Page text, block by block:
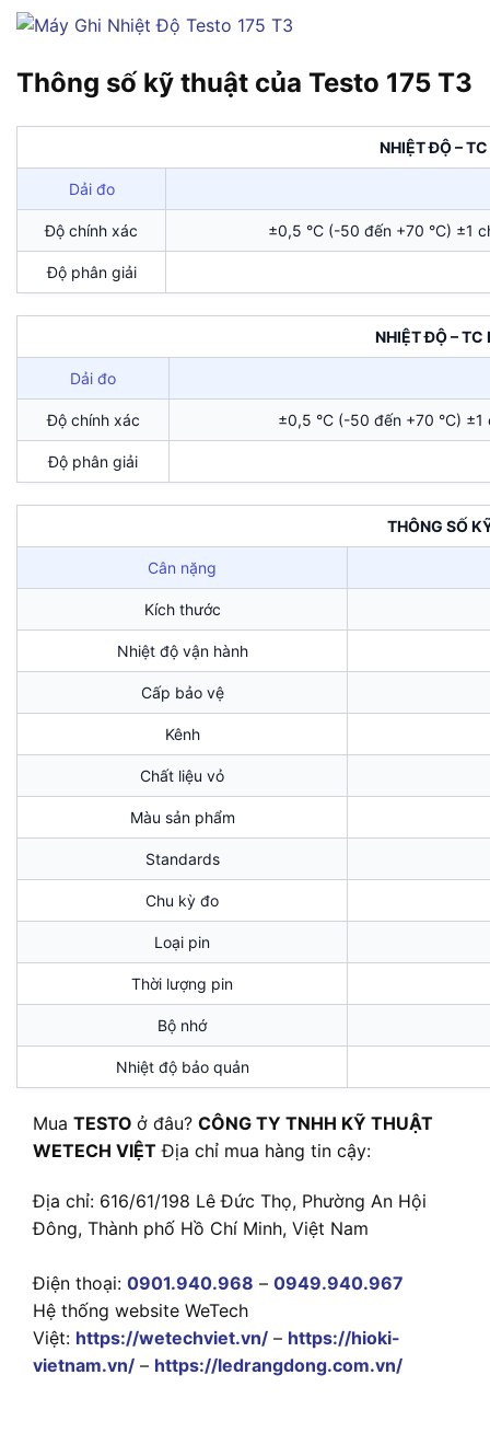
Thông số kỹ thuật của Testo 175 T3
NHIỆT ĐỘ –
Dải đo
Độ chính xác ±0,5 °C (-50 đến +70 °C) ±1
Độ phân giải
NHIỆT ĐỘ –
Dải đo
Độ chính xác ±0,5 °C (-50 đến +70 °C)
Độ phân giải
THÔNG SỐ
Cân nặng
Kích thước
Nhiệt độ vận hành
Cấp bảo vệ
Kênh
Chất liệu vỏ
Màu sản phẩm
Standards
Chu kỳ đo
Loại pin
Thời lượng pin
Bộ nhớ
Nhiệt độ bảo quản
Mua TESTO ở đâu? CÔNG TY TNHH KỸ THUẬT
WETECH VIỆT Địa chỉ mua hàng tin cậy:
Địa chỉ: 616/61/198 Lê Đức Thọ, Phường An Hội
Đông, Thành phố Hồ Chí Minh, Việt Nam
Điện thoại: 0901.940.968 – 0949.940.967
Hệ thống website WeTech
Việt: https://wetechviet.vn/ – https://hioki-
vietnam.vn/ – https://ledrangdong.com.vn/